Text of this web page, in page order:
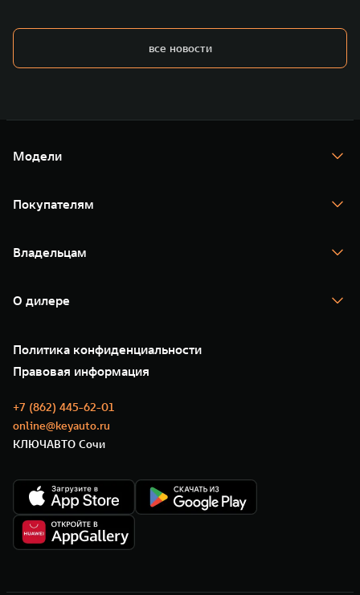
все новости
Модели
TANK 400
TANK 500
Покупателям
Тест-драйв
TANK Финансы
Корпоративным клиентам
Зарядные станции
Владельцам
Помощь на дороге
Новые цифровые сервисы TANK
Сервис
Нулевое ТО
Моторные масла
О дилере
35 лет GWM
GWM ТЕХ ДЕНЬ
Новости
Политика конфиденциальности
Правовая информация
+7 (862) 445-62-01
online@keyauto.ru
КЛЮЧАВТО Сочи